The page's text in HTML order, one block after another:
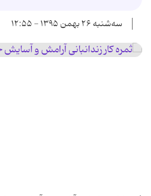
سه‌شنبه ۲۶ بهمن ۱۳۹۵ - ۱۲:۵۵